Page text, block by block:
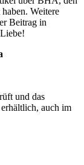
Weitere
Beitrag in
und das
auch im